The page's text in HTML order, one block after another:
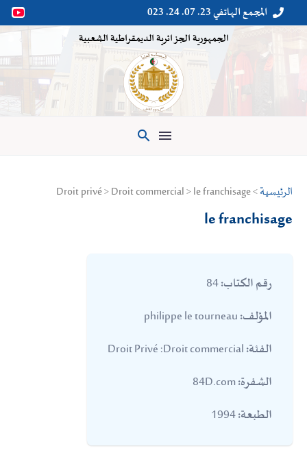

 المجمع الهاتفي 23. 07. 24. 023
الجمهورية الجزائرية الديمقراطية الشعبية

الرئيسية> Droit privé > Droit commercial > le franchisage
le franchisage
رقم الكتاب:
المؤلف:
الفئة:
الشفرة:
الطبعة: